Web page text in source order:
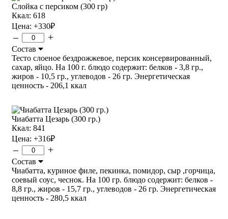
Слойка с персиком (300 гр)
Ккал: 618
Цена: +330₽
– +
Состав
Тесто слоеное бездрожжевое, персик консервированный,
сахар, яйцо. На 100 г. блюдо содержит: белков - 3,8 гр.,
жиров - 10,5 гр., углеводов - 26 гр. Энергетическая
ценность - 206,1 ккал
Чиабатта Цезарь (300 гр.)
Ккал: 841
Цена: +316₽
– +
Состав
Чиабатта, куриное филе, пекинка, помидор, сыр ,горчица,
соевый соус, чеснок. На 100 гр. блюдо содержит: белков -
8,8 гр., жиров - 15,7 гр., углеводов - 26 гр. Энергетическая
ценность - 280,5 ккал